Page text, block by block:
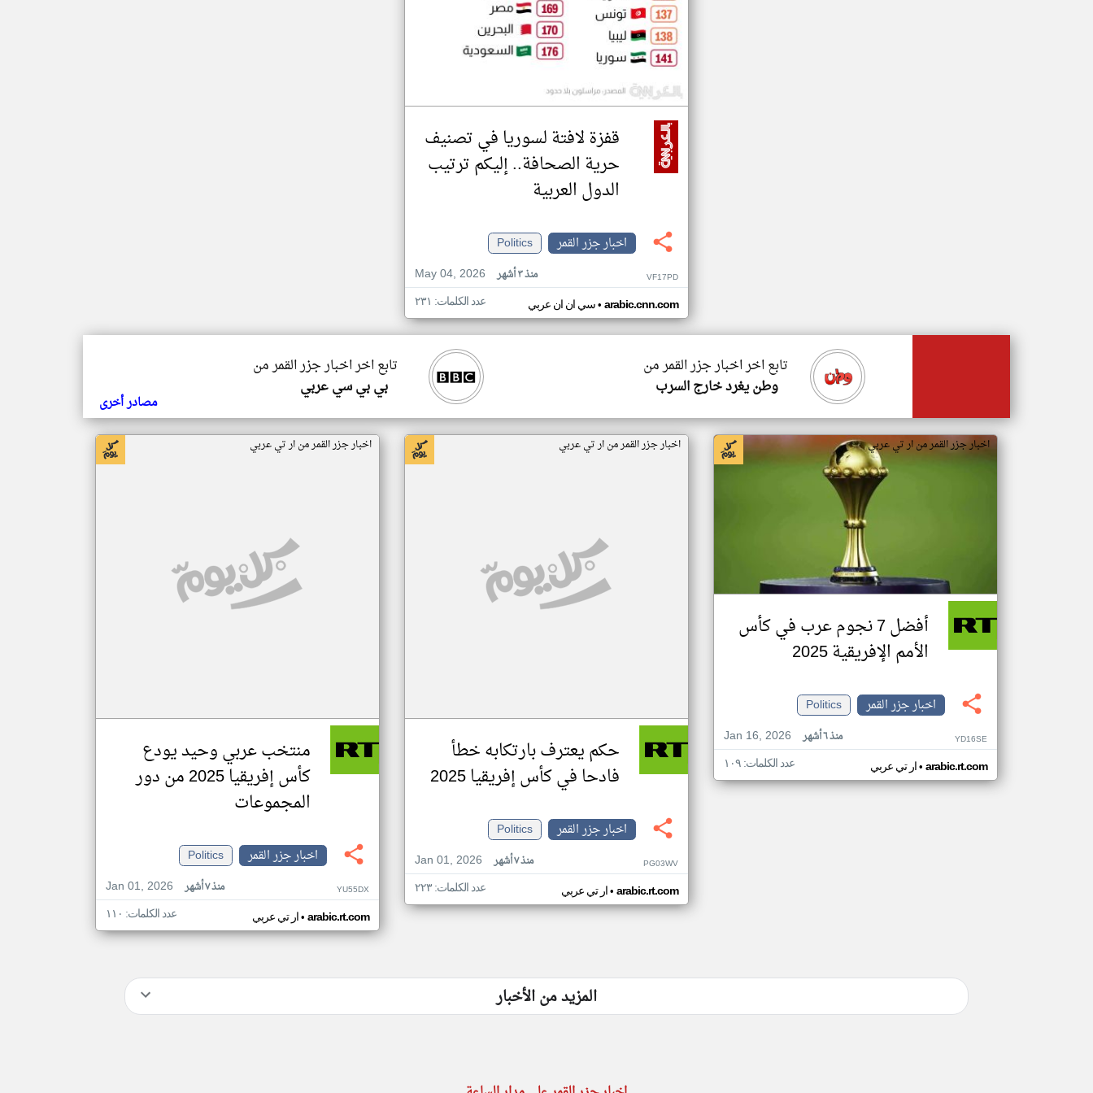
قفزة لافتة لسوريا في تصنيف
حرية الصحافة.. إليكم ترتيب
الدول العربية
اخبار جزر القمر
Politics
May 04, 2026
منذ ٣ أشهر VF17PD
سي ان ان عربي• arabic.cnn.com عدد الكلمات: ٢٣١
تابع اخر اخبار جزر القمر من
بي بي سي عربي
تابع اخر اخبار جزر القمر من
وطن يغرد خارج السرب
مصادر أخرى
اخبار جزر القمر من ار تي عربي
أفضل 7 نجوم عرب في كأس
الأمم الإفريقية 2025
اخبار جزر القمر
Politics
Jan 16, 2026
منذ ٦ أشهر YD16SE
ار تي عربي• arabic.rt.com عدد الكلمات: ١٠٩
اخبار جزر القمر من ار تي عربي
حكم يعترف بارتكابه خطأ
فادحا في كأس إفريقيا 2025
اخبار جزر القمر
Politics
Jan 01, 2026
منذ ٧ أشهر PG03WV
ار تي عربي• arabic.rt.com عدد الكلمات: ٢٢٣
اخبار جزر القمر من ار تي عربي
منتخب عربي وحيد يودع
كأس إفريقيا 2025 من دور
المجموعات
اخبار جزر القمر
Politics
Jan 01, 2026
منذ ٧ أشهر YU55DX
ار تي عربي• arabic.rt.com عدد الكلمات: ١١٠
المزيد من الأخبار